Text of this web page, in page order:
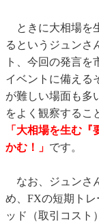
ときに大相場を
るというジュンさ
ト、今回の発言を
イベントに備える
が難しい場面も多
をよく観察するこ
「大相場を生む
かむ！」 です。
なお、ジュンさ
め、FXの短期ト
ッド（取引コスト